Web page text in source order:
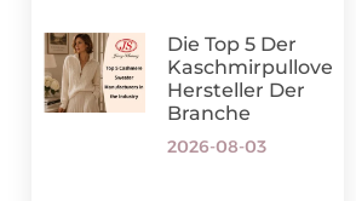
Die Top 5 Der
Kaschmirpullover-
Hersteller Der
Branche
2026-08-03